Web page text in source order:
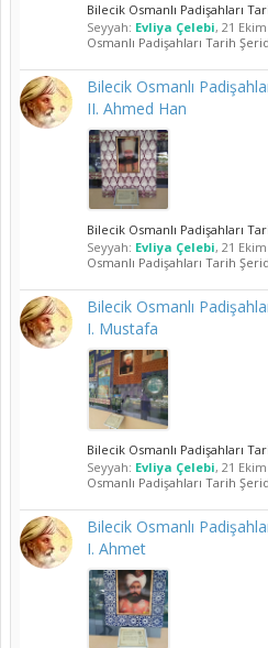
Bilecik Osmanlı Padişahları
Seyyah: Evliya Çelebi, 21
Osmanlı Padişahları Tarih
Bilecik Osmanlı
II. Ahmed Han
Bilecik Osmanlı Padişahları
Seyyah: Evliya Çelebi, 21
Osmanlı Padişahları Tarih
Bilecik Osmanlı
I. Mustafa
Bilecik Osmanlı Padişahları
Seyyah: Evliya Çelebi, 21
Osmanlı Padişahları Tarih
Bilecik Osmanlı
I. Ahmet